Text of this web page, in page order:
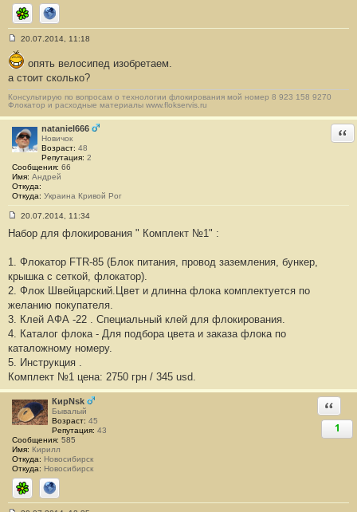
ICQ Сайт
о
о
б
щ
е
н
е
#
1
7
20.07.2014, 11:18
опять велосипед изобретаем.
а стоит сколько?
Консультирую по вопросам о технологии флокирования мой номер 8 923 158 9270
Флокатор и расходные материалы www.flokservis.ru
nataniel666
Новичок
Возраст: 48
Репутация: 2
Сообщения: 66
Имя: Андрей
Откуда:
Откуда: Украина Кривой Рог
о
щ
н
и
#
7
4
20.07.2014, 11:34
Набор для флокирования " Комплект №1" :
1. Флокатор FTR-85 (Блок питания, провод заземления, бункер,
крышка с сеткой, флокатор).
2. Флок Швейцарский.Цвет и длинна флока комплектуется по
желанию покупателя.
3. Клей АФА -22 . Специальный клей для флокирования.
4. Каталог флока - Для подбора цвета и заказа флока по
каталожному номеру.
5. Инструкция .
Комплект №1 цена: 2750 грн / 345 usd.
КирNsk
Бывалый
Возраст: 45
Репутация: 43
Сообщения: 585
Имя: Кирилл
Откуда: Новосибирск
Откуда: Новосибирск
ICQ Сайт
1